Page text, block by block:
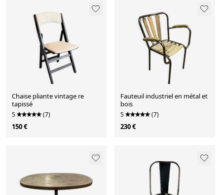
Chaise pliante vintage re
tapissé
5 (7)
150 €
Fauteuil industriel en métal et
bois
5 (7)
230 €